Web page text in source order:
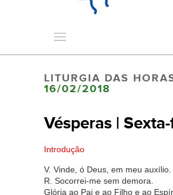
LITURGIA DAS
16/02/2018
Vésperas |
Introdução
V. Vinde, ó Deus, em meu auxílio.
R. Socorrei-me sem demora.
Glória ao Pai e ao Filho e ao